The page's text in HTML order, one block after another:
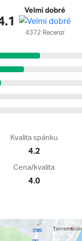
Velmi dobré
4372 Recenzí
Kvalita spánku
4.2
Cena/kvalita
4.0